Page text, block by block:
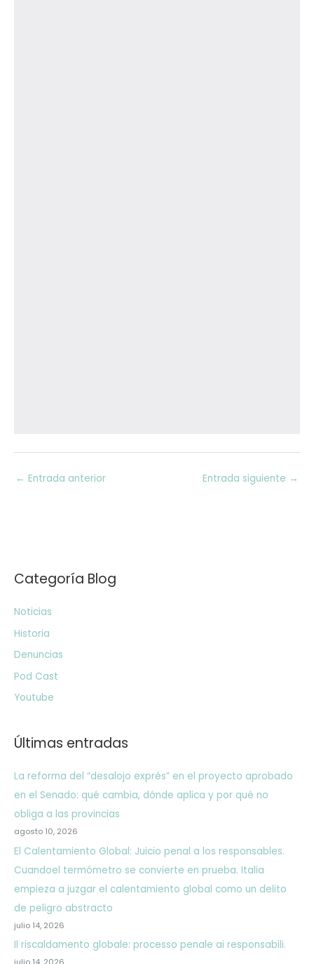
← Entrada anterior Entrada siguiente →
Categoría Blog
Noticias
Historia
Denuncias
Pod Cast
Youtube
Últimas entradas
La reforma del “desalojo exprés” en el proyecto aprobado
en el Senado: qué cambia, dónde aplica y por qué no
obliga a las provincias
agosto 10, 2026
El Calentamiento Global: Juicio penal a los responsables.
Cuandoel termómetro se convierte en prueba. Italia
empieza a juzgar el calentamiento global como un delito
de peligro abstracto
julio 14, 2026
Il riscaldamento globale: processo penale ai responsabili.